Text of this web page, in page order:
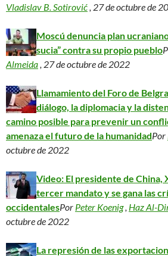
Vladislav B. Sotirović, 27 de octubre de
Moscú denuncia plan
sucia” contra su propio pueblo
Almeida, 27 de octubre de 2022
Llamamiento del Foro de
diálogo, la diplomacia y la
camino posible para prevenir un
amenaza el futuro de la humanidadPor
octubre de 2022
Video: El presidente de China,
tercer mandato y se gana las
occidentalesPor Peter Koenig, Haz Al-
octubre de 2022
La represión de las